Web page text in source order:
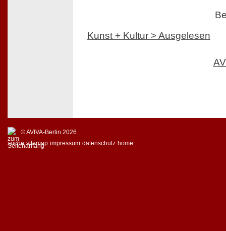
Kunst + Kultur > Ausgelesen
© AVIVA-Berlin 2026
suche sitemap impressum datenschutz home